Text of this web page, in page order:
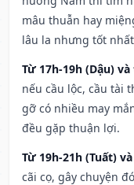
mâu thuẫn hay
lâu la nhưng tốt
Từ 17h-19h (Dậu)
nếu cầu lộc, cầu tài
gỡ có nhiều may
đều gặp thuận lợi.
Từ 19h-21h (Tuất)
cãi cọ, gây chuyện